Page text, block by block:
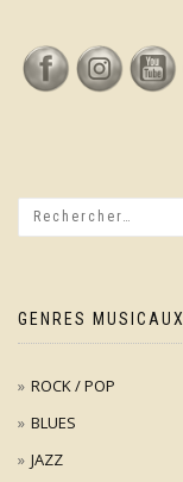
GENRES MUSICAUX
ROCK / POP
BLUES
JAZZ